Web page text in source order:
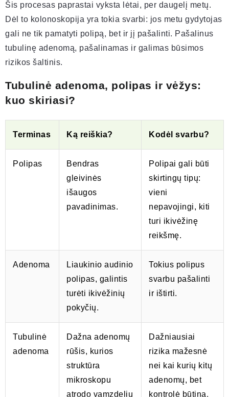
Šis procesas paprastai vyksta lėtai, per daugelį metų.
Dėl to kolonoskopija yra tokia svarbi: jos metu gydytojas
gali ne tik pamatyti polipą, bet ir jį pašalinti. Pašalinus
tubulinę adenomą, pašalinamas ir galimas būsimos
rizikos šaltinis.
Tubulinė adenoma, polipas ir vėžys:
kuo skiriasi?
Terminas Ką reiškia? Kodėl svarbu?
Polipas
Bendras
gleivinės
išaugos
pavadinimas.
Polipai gali būti
skirtingų tipų:
vieni
nepavojingi, kiti
turi ikivėžinę
reikšmę.
Adenoma
Liaukinio audinio
polipas, galintis
turėti ikivėžinių
pokyčių.
Tokius polipus
svarbu pašalinti
ir ištirti.
Tubulinė
adenoma
Dažna adenomų
rūšis, kurios
struktūra
mikroskopu
atrodo vamzdelių
Dažniausiai
rizika mažesnė
nei kai kurių kitų
adenomų, bet
kontrolė būtina.